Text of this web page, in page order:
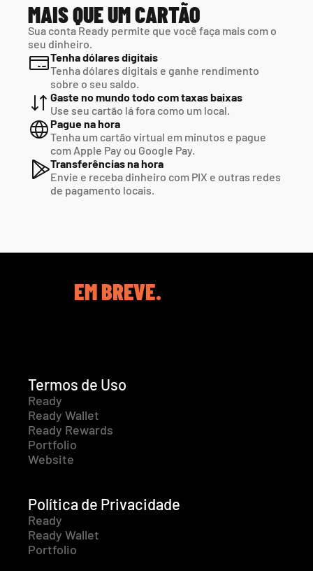
MAIS QUE UM CARTÃO
Sua conta Ready permite que você faça mais com o
seu dinheiro.
Tenha dólares digitais
Tenha dólares digitais e ganhe rendimento
sobre o seu saldo.
Gaste no mundo todo com taxas baixas
Use seu cartão lá fora como um local.
Pague na hora
Tenha um cartão virtual em minutos e pague
com Apple Pay ou Google Pay.
Transferências na hora
Envie e receba dinheiro com PIX e outras redes
de pagamento locais.
EM BREVE.
Termos de Uso
Ready
Ready Wallet
Ready Rewards
Portfolio
Website
Política de Privacidade
Ready
Ready Wallet
Portfolio